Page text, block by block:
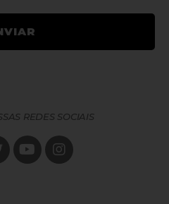
REDES SOCIAIS